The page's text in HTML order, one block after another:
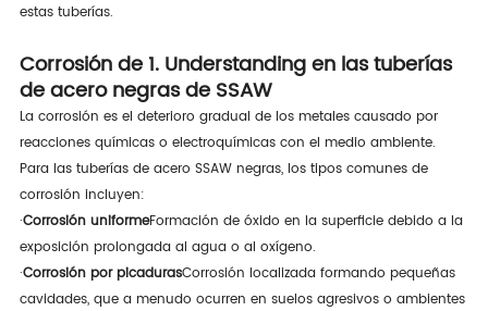
estas tuberías.
Corrosión de 1. Understanding en las tuberías
de acero negras de SSAW
La corrosión es el deterioro gradual de los metales causado por
reacciones químicas o electroquímicas con el medio ambiente.
Para las tuberías de acero SSAW negras, los tipos comunes de
corrosión incluyen:
·Corrosión uniformeFormación de óxido en la superficie debido a la
exposición prolongada al agua o al oxígeno.
·Corrosión por picadurasCorrosión localizada formando pequeñas
cavidades, que a menudo ocurren en suelos agresivos o ambientes